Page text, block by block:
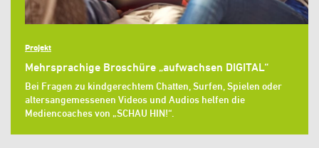
Projekt
Mehrsprachige Broschüre „aufwachsen DIGITAL“
Bei Fragen zu kindgerechtem Chatten, Surfen, Spielen oder
altersangemessenen Videos und Audios helfen die
Mediencoaches von „SCHAU HIN!“.